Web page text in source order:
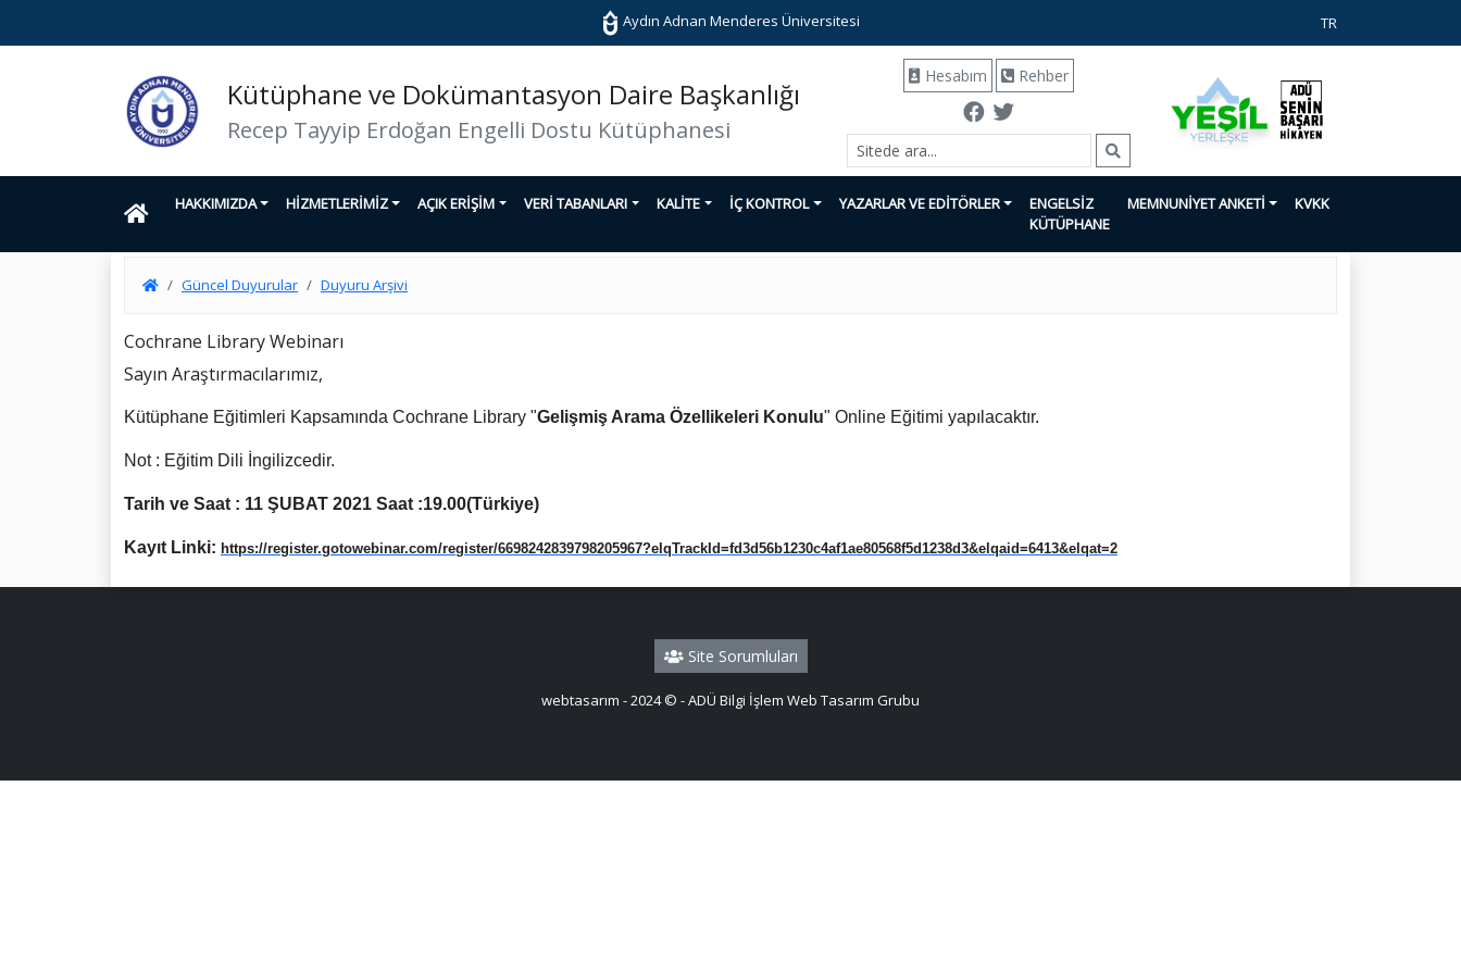
Aydın Adnan Menderes Üniversitesi TR
Kütüphane ve Dokümantasyon Daire Başkanlığı
Recep Tayyip Erdoğan Engelli Dostu Kütüphanesi
Hesabım Rehber
HAKKIMIZDA HİZMETLERİMİZ AÇIK ERİŞİM VERİ TABANLARI KALİTE İÇ KONTROL YAZARLAR VE EDİTÖRLER
ENGELSİZ
KÜTÜPHANE
MEMNUNİYET ANKETİ KVKK
Güncel Duyurular Duyuru Arşivi
Cochrane Library Webinarı
Sayın Araştırmacılarımız,
Kütüphane Eğitimleri Kapsamında Cochrane Library "Gelişmiş Arama Özellikeleri Konulu" Online Eğitimi yapılacaktır.
Not : Eğitim Dili İngilizcedir.
Tarih ve Saat : 11 ŞUBAT 2021 Saat :19.00(Türkiye)
Kayıt Linki: https://register.gotowebinar.com/register/6698242839798205967?elqTrackId=fd3d56b1230c4af1ae80568f5d1238d3&elqaid=6413&elqat=2
Site Sorumluları
webtasarım - 2024 © - ADÜ Bilgi İşlem Web Tasarım Grubu